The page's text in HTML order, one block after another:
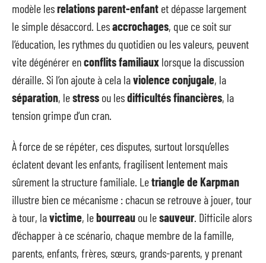
modèle lesrelations parent-enfant et dépasse largement
le simple désaccord. Lesaccrochages, que ce soit sur
l’éducation, les rythmes du quotidien ou les valeurs, peuvent
vite dégénérer enconflits familiaux lorsque la discussion
déraille. Si l’on ajoute à cela laviolence conjugale, la
séparation, lestress ou lesdifficultés financières, la
tension grimpe d’un cran.
À force de se répéter, ces disputes, surtout lorsqu’elles
éclatent devant les enfants, fragilisent lentement mais
sûrement la structure familiale. Letriangle de Karpman
illustre bien ce mécanisme : chacun se retrouve à jouer, tour
à tour, lavictime, lebourreau ou lesauveur. Difficile alors
d’échapper à ce scénario, chaque membre de la famille,
parents, enfants, frères, sœurs, grands-parents, y prenant